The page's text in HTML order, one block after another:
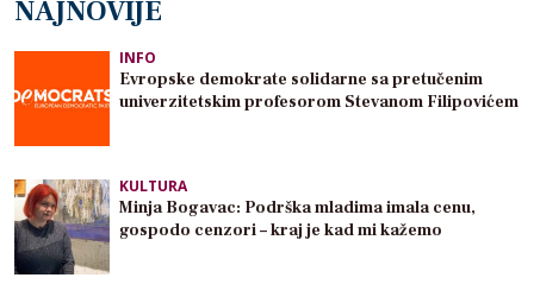
NAJNOVIJE
INFO
Evropske demokrate solidarne sa pretučenim
univerzitetskim profesorom Stevanom Filipovićem
KULTURA
Minja Bogavac: Podrška mladima imala cenu,
gospodo cenzori – kraj je kad mi kažemo